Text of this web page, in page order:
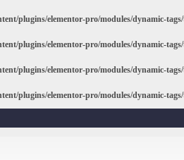
plugins/elementor-pro/modules/dynamic-
plugins/elementor-pro/modules/dynamic-
plugins/elementor-pro/modules/dynamic-
plugins/elementor-pro/modules/dynamic-